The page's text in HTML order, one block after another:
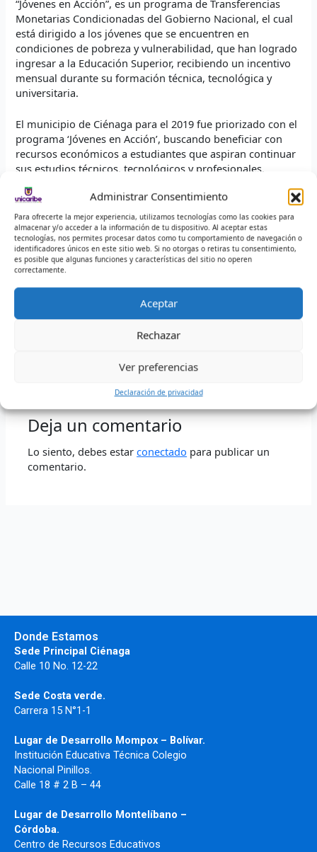
Administrar Consentimiento
Para ofrecerte la mejor experiencia, utilizamos tecnologías como las cookies para
almacenar y/o acceder a la información de tu dispositivo. Al aceptar estas
tecnologías, nos permites procesar datos como tu comportamiento de navegación o
identificadores únicos en este sitio web. Si no otorgas o retiras tu consentimiento,
es posible que algunas funciones y características del sitio no operen
correctamente.
Aceptar
Rechazar
Ver preferencias
Declaración de privacidad
“Jóvenes en Acción”, es un programa de Transferencias
Monetarias Condicionadas del Gobierno Nacional, el cual
está dirigido a los jóvenes que se encuentren en
condiciones de pobreza y vulnerabilidad, que han logrado
ingresar a la Educación Superior, recibiendo un incentivo
mensual durante su formación técnica, tecnológica y
universitaria.
El municipio de Ciénaga para el 2019 fue priorizado con el
programa ‘Jóvenes en Acción’, buscando beneficiar con
recursos económicos a estudiantes que aspiran continuar
sus estudios técnicos, tecnológicos y profesionales.
El convenio firmado entre Prosperidad Social, Alcaldía de
Ciénaga y el INFOTEP, se constituye en una gran estrategia
para el cierre de brechas de acceso a la Educación
Superior.
Proceso de Comunicación Institucional
comunicacionhvg@infotephvg.edu.co
Comunicado de Prensa 014
Deja un comentario
Lo siento, debes estarconectado para publicar un
comentario.
Donde Estamos
Sede Principal Ciénaga
Calle 10 No. 12-22
Sede Costa verde.
Carrera 15 N°1-1
Lugar de Desarrollo Mompox – Bolívar.
Institución Educativa Técnica Colegio
Nacional Pinillos.
Calle 18 # 2 B – 44
Lugar de Desarrollo Montelíbano –
Córdoba.
Centro de Recursos Educativos